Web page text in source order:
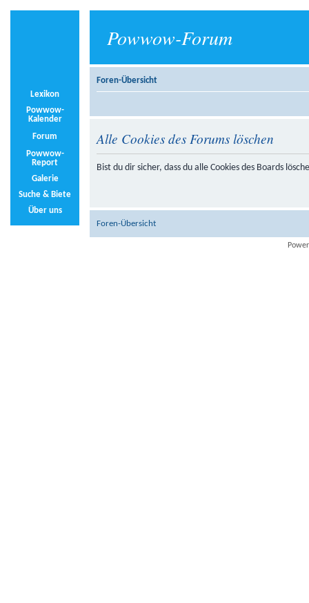
Powwow-Forum
Lexikon
Powwow-
Kalender
Forum
Powwow-
Report
Galerie
Suche & Biete
Über uns
Foren-Übersicht
Alle Cookies des Forums löschen
Bist du dir sicher, dass du alle Cookies des Boards
Foren-Übersicht